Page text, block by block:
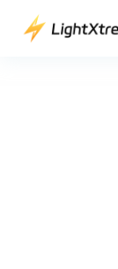
Direkt
zum